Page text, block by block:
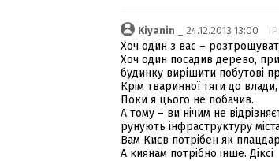
Kiyanin _ 24.12.2013 13:00
Хоч один з вас –
Хоч один посадив дерево,
будинку вирішити побутові
Крім тваринної тяги до
Поки я цього не побачив.
А тому – ви нічим не
рунують інфраструктуру
Вам Києв потрібен як
А киянам потрібно інше. Діксі